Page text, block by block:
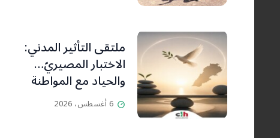
ملتقى التأثير المدني:
الاختبار المصيريّ…
والحياد مع المواطنة
بوصلة
6 أغسطس، 2026